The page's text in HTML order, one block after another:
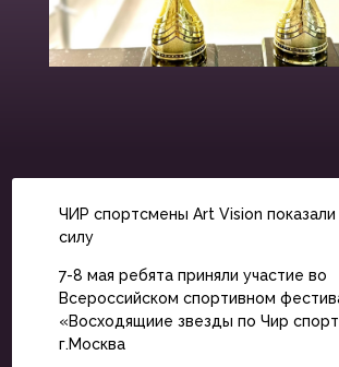
ЧИР спортсмены Art Vision
силу
7-8 мая ребята приняли участие во
Всероссийском спортивном
«Восходящиие звезды по Чир
г.Москва